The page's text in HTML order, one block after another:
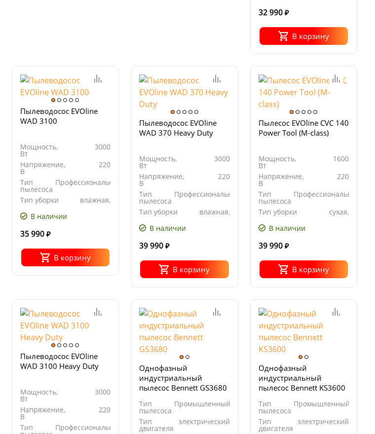
32 990 ₽
В корзину
Пылеводосос EVOline
WAD 3100
Мощность,
Вт
3000
Напряжение,
В
220
Тип
пылесоса
Профессиональный
Тип уборки
влажная,
В наличии
35 990 ₽
В корзину
Пылеводосос EVOline
WAD 370 Heavy Duty
Мощность,
Вт
3000
Напряжение,
В
220
Тип
пылесоса
Профессиональный
Тип уборки
влажная,
В наличии
39 990 ₽
В корзину
Пылесос EVOline CVC 140
Power Tool (M-class)
Мощность,
Вт
1600
Напряжение,
В
220
Тип
пылесоса
Профессиональный
Тип уборки
сухая,
влажная
В наличии
39 990 ₽
В корзину
Пылеводосос EVOline
WAD 3100 Heavy Duty
Мощность,
Вт
3000
Напряжение,
В
220
Тип
Профессиональный
Однофазный
индустриальный
пылесос Bennett GS3680
Тип
пылесоса
Промышленный
Тип
двигателя
электрический
Однофазный
индустриальный
пылесос Bennett KS3600
Тип
пылесоса
Промышленный
Тип
двигателя
электрический